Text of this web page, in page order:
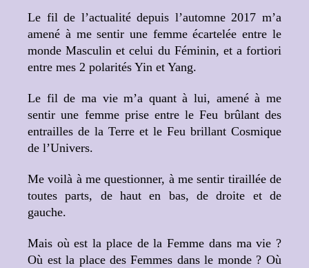
Le fil de l’actualité depuis l’automne 2017 m’a
amené à me sentir une femme écartelée entre le
monde Masculin et celui du Féminin, et a fortiori
entre mes 2 polarités Yin et Yang.
Le fil de ma vie m’a quant à lui, amené à me
sentir une femme prise entre le Feu brûlant des
entrailles de la Terre et le Feu brillant Cosmique
de l’Univers.
Me voilà à me questionner, à me sentir tiraillée de
toutes parts, de haut en bas, de droite et de
gauche.
Mais où est la place de la Femme dans ma vie ?
Où est la place des Femmes dans le monde ? Où